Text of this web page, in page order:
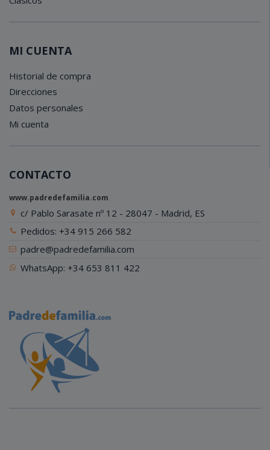
MI CUENTA
Historial de compra
Direcciones
Datos personales
Mi cuenta
CONTACTO
www.padredefamilia.com
c/ Pablo Sarasate nº 12 - 28047 - Madrid, ES
Pedidos: +34 915 266 582
padre@padredefamilia.com
WhatsApp: +34 653 811 422